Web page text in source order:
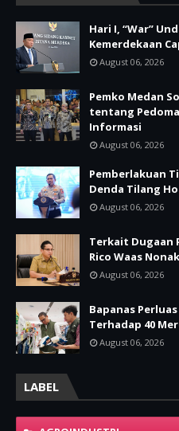
Hari I, “War”
Kemerdekaan
August 06, 2026
Pemko Medan
tentang
Informasi
August 06, 2026
Pemberlakuan
Denda Tilang
August 06, 2026
Terkait Dugaan
Rico Waas
August 06, 2026
Bapanas
Terhadap 40
August 06, 2026
LABEL